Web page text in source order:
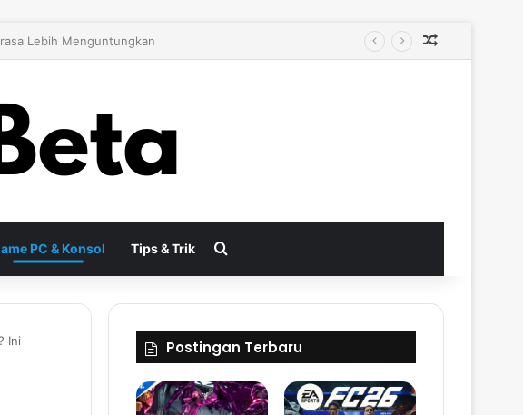
Bola yang Lebih Autentik
PC & Konsol Tips & Trik
Ini
Postingan Terbaru